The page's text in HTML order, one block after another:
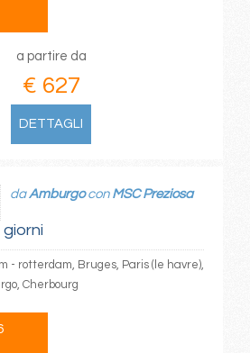
a partire da
€ 627
DETTAGLI
daAmburgocon MSC Preziosa
- rotterdam, Bruges, Paris (le havre),
Cherbourg